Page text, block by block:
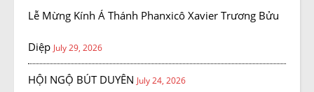
Lễ Mừng Kính Á Thánh Phanxicô Xavier Trương Bửu
Diệp July 29, 2026
HỘI NGỘ BÚT DUYÊN July 24, 2026